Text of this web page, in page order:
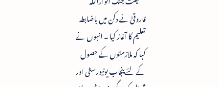
فاروقیؒ نے دکن میں باضابطہ
تعلیم کا آغاز کیا ۔ انہوں نے
کہا کہ ملازمتوں کے حصول
کے لئے پنجاب یونیورسٹی اور